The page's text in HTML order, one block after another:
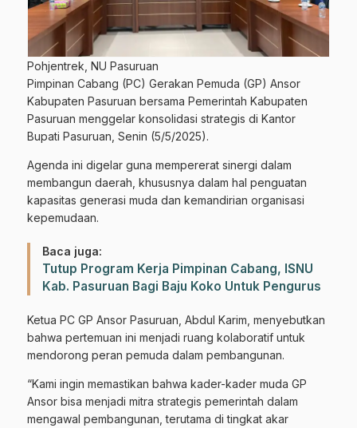
Pohjentrek, NU Pasuruan
Pimpinan Cabang (PC) Gerakan Pemuda (GP) Ansor
Kabupaten Pasuruan bersama Pemerintah Kabupaten
Pasuruan menggelar konsolidasi strategis di Kantor
Bupati Pasuruan, Senin (5/5/2025).
Agenda ini digelar guna mempererat sinergi dalam
membangun daerah, khususnya dalam hal penguatan
kapasitas generasi muda dan kemandirian organisasi
kepemudaan.
Baca juga:
Tutup Program Kerja Pimpinan Cabang, ISNU
Kab. Pasuruan Bagi Baju Koko Untuk Pengurus
Ketua PC GP Ansor Pasuruan, Abdul Karim, menyebutkan
bahwa pertemuan ini menjadi ruang kolaboratif untuk
mendorong peran pemuda dalam pembangunan.
“Kami ingin memastikan bahwa kader-kader muda GP
Ansor bisa menjadi mitra strategis pemerintah dalam
mengawal pembangunan, terutama di tingkat akar